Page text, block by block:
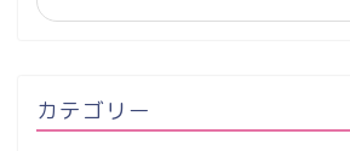
カテゴリー